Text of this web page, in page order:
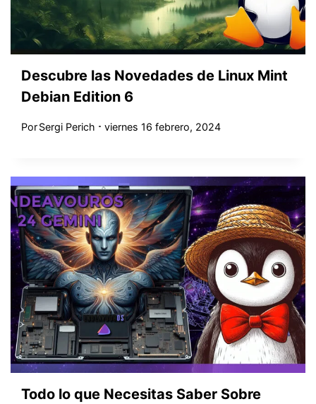
Descubre las Novedades de Linux Mint
Debian Edition 6
PorSergi Perich viernes 16 febrero, 2024
Todo lo que Necesitas Saber Sobre